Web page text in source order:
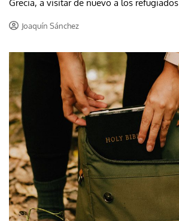
Grecia, a visitar de nuevo a los refugiados
Joaquín Sánchez